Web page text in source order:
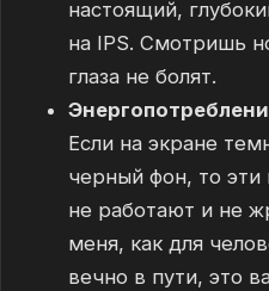
настоящий,
на IPS. Смотришь
глаза не болят.
Если на экране
черный фон, то эти
не работают и не
меня, как для
вечно в пути, это